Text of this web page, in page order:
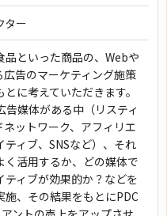
ター
品といった商品の、Webや
広告のマーケティング施策
に考えていただきます。
告媒体がある中（リスティ
ネットワーク、アフィリエ
ティブ、SNSなど）、それ
く活用するか、どの媒体で
ティブが効果的か？などを
施、その結果をもとにPDC